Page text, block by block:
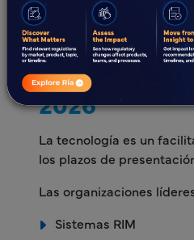
Esto apoya una mejor
presentación y reduce
El papel de la
2026
La tecnología es un
los plazos de
Las organizaciones
Sistemas RIM